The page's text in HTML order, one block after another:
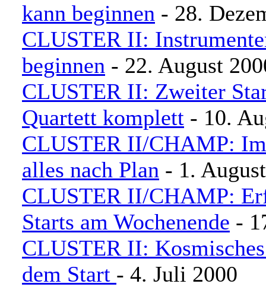
kann beginnen - 28.
CLUSTER II:
beginnen - 22. August
CLUSTER II: Zweiter
Quartett komplett - 10.
CLUSTER II/CHAMP:
alles nach Plan - 1.
CLUSTER II/CHAMP:
Starts am Wochenende -
CLUSTER II:
dem Start - 4. Juli 2000